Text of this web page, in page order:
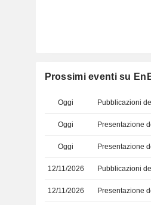
Prossimi eventi su
Oggi Pubblicazioni
Oggi Presentazione
Oggi Presentazione
12/11/2026 Pubblicazioni
12/11/2026 Presentazione